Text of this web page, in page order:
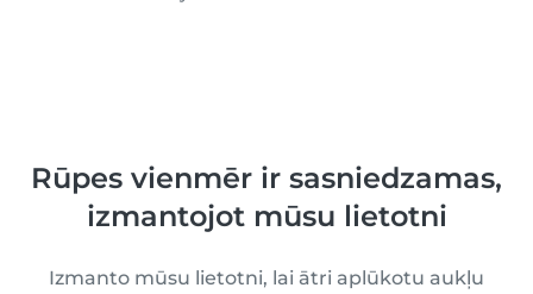
Rūpes vienmēr ir sasniedzamas,
izmantojot mūsu lietotni
Izmanto mūsu lietotni, lai ātri aplūkotu aukļu